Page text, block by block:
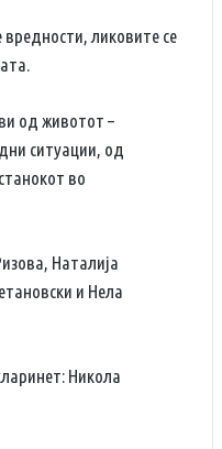
вредности, ликовите се
од животот –
ситуации, од
во
Наталија
и Нела
Никола